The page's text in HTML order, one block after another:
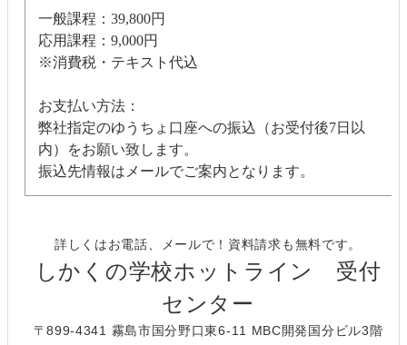
一般課程：39,800円
応用課程：9,000円
※消費税・テキスト代込
お支払い方法：
弊社指定のゆうちょ口座への振込（お受付後7日以
内）をお願い致します。
振込先情報はメールでご案内となります。
詳しくはお電話、メールで！資料請求も無料です。
しかくの学校ホットライン 受付
センター
〒899-4341 霧島市国分野口東6-11 MBC開発国分ビル3階